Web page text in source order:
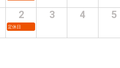
2
定休日
3 4 5